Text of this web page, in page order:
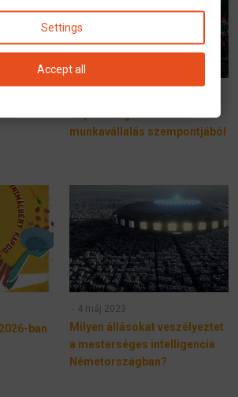
Top országok külföldi
munkavállalás szempontjából
ban
4 máj 2023
Milyen állásokat veszélyeztet
a mesterséges intelligencia
Németországban?
Settings
Accept all